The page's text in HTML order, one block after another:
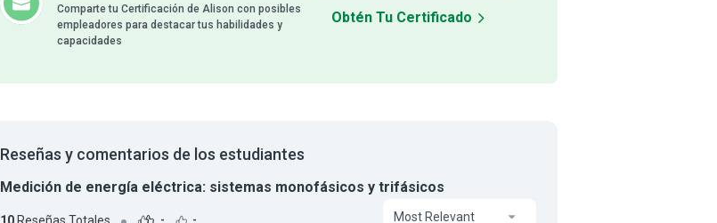
Comparte tu Certificación de Alison con posibles
empleadores para destacar tus habilidades y
capacidades
Obtén Tu Certificado
Reseñas y comentarios de los estudiantes
Medición de energía eléctrica: sistemas monofásicos y trifásicos
10Reseñas Totales - - Most Relevant